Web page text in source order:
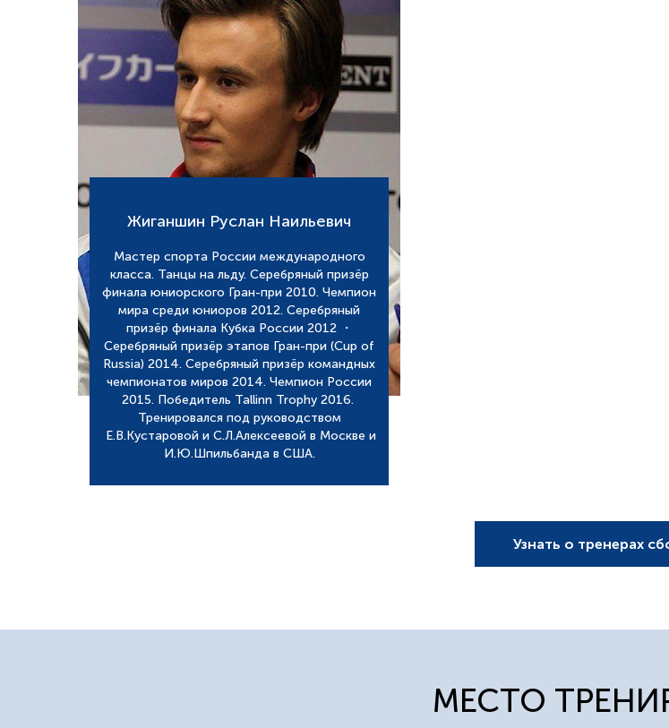
Жиганшин Руслан Наильевич
Мастер спорта России международного
класса. Танцы на льду. Серебряный призёр
финала юниорского Гран-при 2010. Чемпион
мира среди юниоров 2012. Серебряный
призёр финала Кубка России 2012 ・
Серебряный призёр этапов Гран-при (Cup of
Russia) 2014. Серебряный призёр командных
чемпионатов миров 2014. Чемпион России
2015. Победитель Tallinn Trophy 2016.
Тренировался под руководством
Е.В.Кустаровой и С.Л.Алексеевой в Москве и
И.Ю.Шпильбанда в США.
Узнать о тренерах
МЕСТО